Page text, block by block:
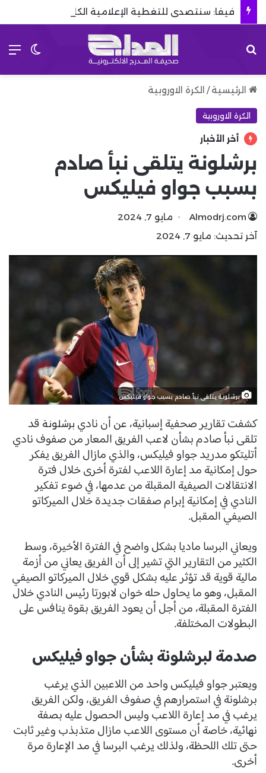
الرئيسية / الكرة الاوروبية
الكرة الاوروبية
أخر الأخبار
برشلونة يتلقى نبأ صادم
بسبب جواو فيليكس
Almodrj.com
مايو 7, 2024
آخر تحديث: مايو 7, 2024
برشلونة يتلقى نبأ صادم بسبب جواو فيليكس
كشفت تقارير صحفية إسبانية، عن أن نادي برشلونة قد
تلقى نبأ صادم بشأن لاعب الفريق المعار من صفوف نادي
أتليتكو مدريد جواو فيليكس، والذي مازال الفريق يفكر
حول إمكانية مد إعارة اللاعب لفترة أخرى خلال فترة
الانتقالات الصيفية المقبلة من عدمها، في ضوء تفكير
النادي في إمكانية إبرام صفقات جديدة خلال الميركاتو
الصيفي المقبل.
ويعاني البرسا ماديا بشكل واضح في الفترة الأخيرة، وسط
الكثير من التقارير التي تشير إلى أن الفريق يعاني من أزمة
مالية قوية قد تؤثر عليه بشكل قوي خلال الميركاتو الصيفي
المقبل، وهو ما يحاول حله خوان لابورتا رئيس النادي خلال
الفترة المقبلة، من أجل أن يعود الفريق بقوة ينافس على
البطولات المختلفة.
صدمة لبرشلونة بشأن جواو فيليكس
ويعتبر جواو فيليكس واحد من اللاعبين الذي يرغب
برشلونة في استمرارهم في صفوف الفريق، ولكن الفريق
يرغب في مد إعارة اللاعب وليس الحصول عليه بصفة
نهائية، خاصة أن مستوى اللاعب مازال متذبذب وغير ثابت
حتى تلك اللحظة، ولذلك يرغب البرسا في مد الإعارة مرة
أخرى.